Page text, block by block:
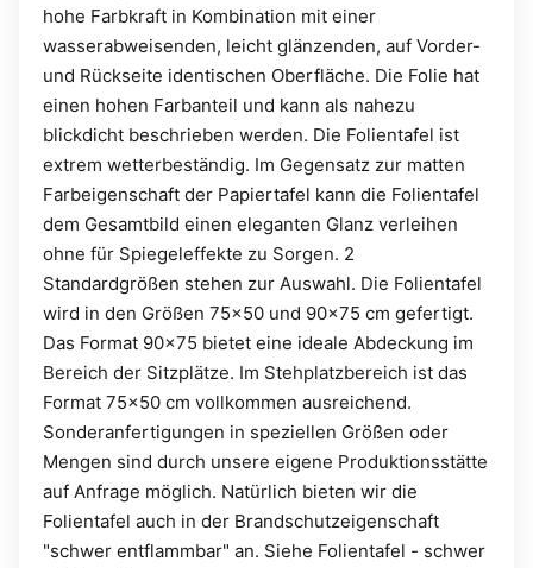
hohe Farbkraft in Kombination mit einer
wasserabweisenden, leicht glänzenden, auf Vorder-
und Rückseite identischen Oberfläche. Die Folie hat
einen hohen Farbanteil und kann als nahezu
blickdicht beschrieben werden. Die Folientafel ist
extrem wetterbeständig. Im Gegensatz zur matten
Farbeigenschaft der Papiertafel kann die Folientafel
dem Gesamtbild einen eleganten Glanz verleihen
ohne für Spiegeleffekte zu Sorgen. 2
Standardgrößen stehen zur Auswahl. Die Folientafel
wird in den Größen 75x50 und 90x75 cm gefertigt.
Das Format 90x75 bietet eine ideale Abdeckung im
Bereich der Sitzplätze. Im Stehplatzbereich ist das
Format 75x50 cm vollkommen ausreichend.
Sonderanfertigungen in speziellen Größen oder
Mengen sind durch unsere eigene Produktionsstätte
auf Anfrage möglich. Natürlich bieten wir die
Folientafel auch in der Brandschutzeigenschaft
"schwer entflammbar" an. Siehe Folientafel - schwer